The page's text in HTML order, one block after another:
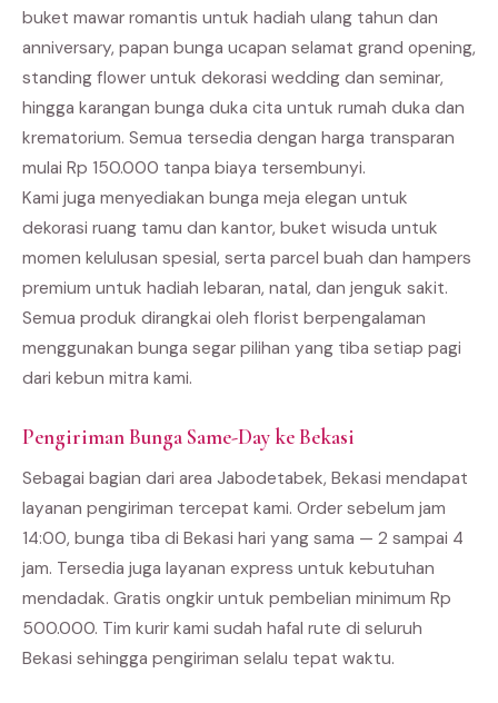
buket mawar romantis untuk hadiah ulang tahun dan
anniversary, papan bunga ucapan selamat grand opening,
standing flower untuk dekorasi wedding dan seminar,
hingga karangan bunga duka cita untuk rumah duka dan
krematorium. Semua tersedia dengan harga transparan
mulai Rp 150.000 tanpa biaya tersembunyi.
Kami juga menyediakan bunga meja elegan untuk
dekorasi ruang tamu dan kantor, buket wisuda untuk
momen kelulusan spesial, serta parcel buah dan hampers
premium untuk hadiah lebaran, natal, dan jenguk sakit.
Semua produk dirangkai oleh florist berpengalaman
menggunakan bunga segar pilihan yang tiba setiap pagi
dari kebun mitra kami.
Pengiriman Bunga Same-Day ke Bekasi
Sebagai bagian dari area Jabodetabek, Bekasi mendapat
layanan pengiriman tercepat kami. Order sebelum jam
14:00, bunga tiba di Bekasi hari yang sama — 2 sampai 4
jam. Tersedia juga layanan express untuk kebutuhan
mendadak. Gratis ongkir untuk pembelian minimum Rp
500.000. Tim kurir kami sudah hafal rute di seluruh
Bekasi sehingga pengiriman selalu tepat waktu.